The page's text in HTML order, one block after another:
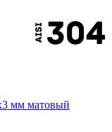
мм матовый